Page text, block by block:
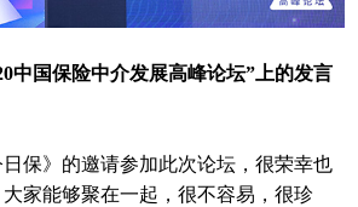
中国保险中介发展高峰论坛”上的发言
保》的邀请参加此次论坛，很荣幸也
家能够聚在一起，很不容易，很珍